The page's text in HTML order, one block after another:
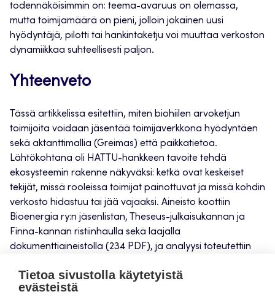
todennäköisimmin on: teema-avaruus on olemassa,
mutta toimijamäärä on pieni, jolloin jokainen uusi
hyödyntäjä, pilotti tai hankintaketju voi muuttaa verkoston
dynamiikkaa suhteellisesti paljon.
Yhteenveto
Tässä artikkelissa esitettiin, miten biohiilen arvoketjun
toimijoita voidaan jäsentää toimijaverkkona hyödyntäen
sekä aktanttimallia (Greimas) että paikkatietoa.
Lähtökohtana oli HATTU-hankkeen tavoite tehdä
ekosysteemin rakenne näkyväksi: ketkä ovat keskeiset
tekijät, missä rooleissa toimijat painottuvat ja missä kohdin
verkosto hidastuu tai jää vajaaksi. Aineisto koottiin
Bioenergia ry:n jäsenlistan, Theseus-julkaisukannan ja
Finna-kannan ristiinhaulla sekä laajalla
dokumenttiaineistolla (234 PDF), ja analyysi toteutettiin
jotta käsittely oli toistettavaa ja riippumatonta
pilvipalveluista.
Tietoa sivustolla käytetyistä
evästeistä